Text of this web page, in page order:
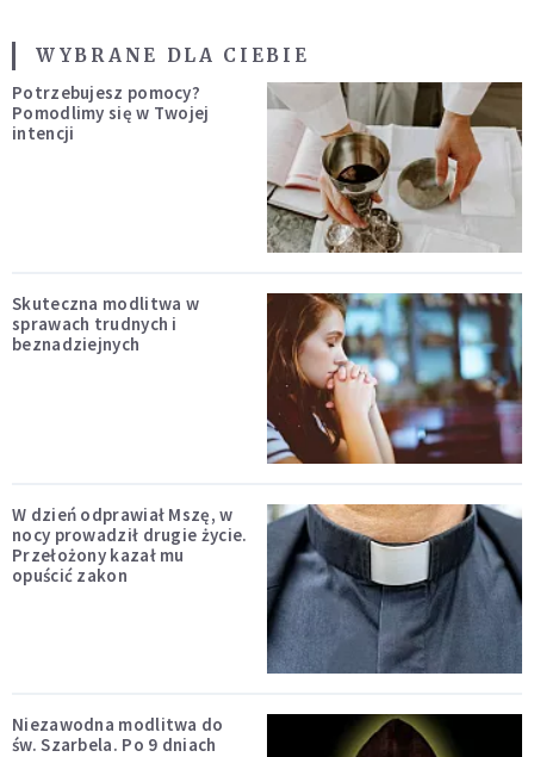
WYBRANE DLA CIEBIE
Potrzebujesz pomocy?
Pomodlimy się w Twojej
intencji
Skuteczna modlitwa w
sprawach trudnych i
beznadziejnych
W dzień odprawiał Mszę, w
nocy prowadził drugie życie.
Przełożony kazał mu
opuścić zakon
Niezawodna modlitwa do
św. Szarbela. Po 9 dniach